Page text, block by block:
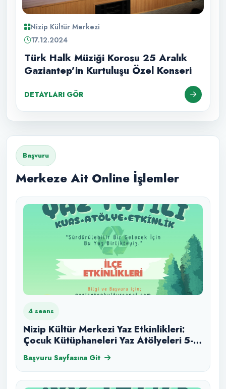
Nizip Kültür Merkezi
17.12.2024
Türk Halk Müziği Korosu 25 Aralık
Gaziantep’in Kurtuluşu Özel Konseri
DETAYLARI GÖR
Başvuru
Merkeze Ait Online İşlemler
4 seans
Nizip Kültür Merkezi Yaz Etkinlikleri:
Çocuk Kütüphaneleri Yaz Atölyeleri 5-
12 Yaş 4 Ağustos
Başvuru Sayfasına Git